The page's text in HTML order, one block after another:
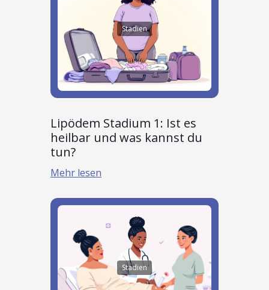
Stadien
Lipödem Stadium 1: Ist es
heilbar und was kannst du
tun?
Mehr lesen
Stadien